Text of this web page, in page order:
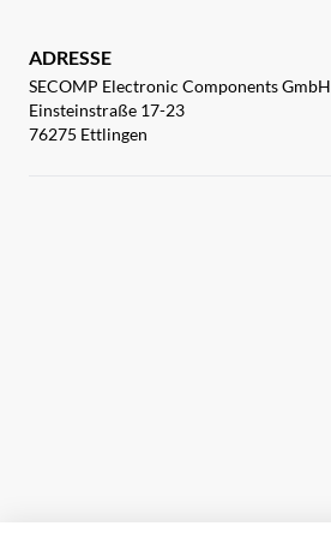
ADRESSE
SECOMP Electronic Components GmbH
Einsteinstraße 17-23
76275 Ettlingen